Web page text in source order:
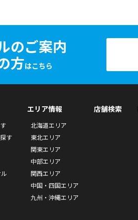
のご案内
方はこちら
す
エリア情報
北海道エリア
東北エリア
関東エリア
中部エリア
関西エリア
中国・四国エリア
九州・沖縄エリア
店舗検索